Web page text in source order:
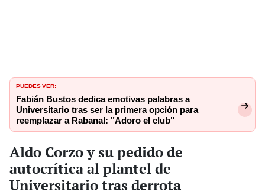
PUEDES VER:
Fabián Bustos dedica emotivas palabras a
Universitario tras ser la primera opción para
reemplazar a Rabanal: "Adoro el club"
Aldo Corzo y su pedido de
autocrítica al plantel de
Universitario tras derrota